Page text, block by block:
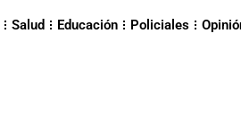
Salud Educación Policiales